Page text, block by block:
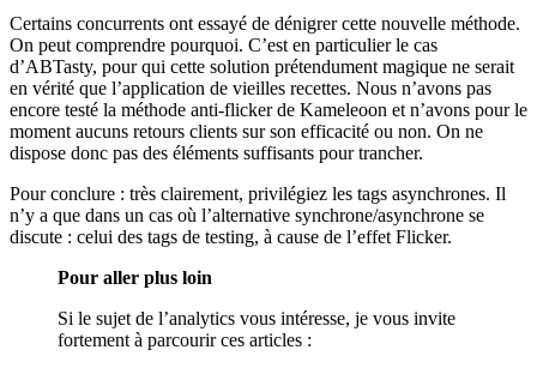
Certains concurrents ont essayé de dénigrer cette nouvelle méthode.
On peut comprendre pourquoi. C’est en particulier le cas
d’ABTasty, pour qui cette solution prétendument magique ne serait
en vérité que l’application de vieilles recettes. Nous n’avons pas
encore testé la méthode anti-flicker de Kameleoon et n’avons pour le
moment aucuns retours clients sur son efficacité ou non. On ne
dispose donc pas des éléments suffisants pour trancher.
Pour conclure : très clairement, privilégiez les tags asynchrones. Il
n’y a que dans un cas où l’alternative synchrone/asynchrone se
discute : celui des tags de testing, à cause de l’effet Flicker.
Pour aller plus loin
Si le sujet de l’analytics vous intéresse, je vous invite
fortement à parcourir ces articles :